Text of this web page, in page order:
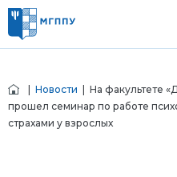
Новости | На факультете
прошел семинар по работе
страхами у взрослых